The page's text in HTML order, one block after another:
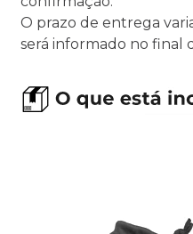
O prazo de entrega
será informado no final